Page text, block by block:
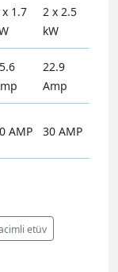
1.7
2 x 2.5
kW
22.9
Amp
AMP 30 AMP
etüv